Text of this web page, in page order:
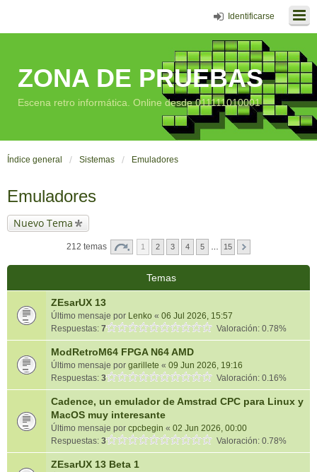
Identificarse
ZONA DE PRUEBAS
Escena retro informática. Online desde 011111010001
Índice general Sistemas Emuladores
Emuladores
Nuevo Tema
212 temas 1 2 3 4 5 15
Temas
ZEsarUX 13
Último mensaje por Lenko « 06 Jul 2026, 15:57
Respuestas: 7 Valoración: 0.78%
ModRetroM64 FPGA N64 AMD
Último mensaje por garillete « 09 Jun 2026, 19:16
Respuestas: 3 Valoración: 0.16%
Cadence, un emulador de Amstrad CPC para Linux y
MacOS muy interesante
Último mensaje por cpcbegin « 02 Jun 2026, 00:00
Respuestas: 3 Valoración: 0.78%
ZEsarUX 13 Beta 1